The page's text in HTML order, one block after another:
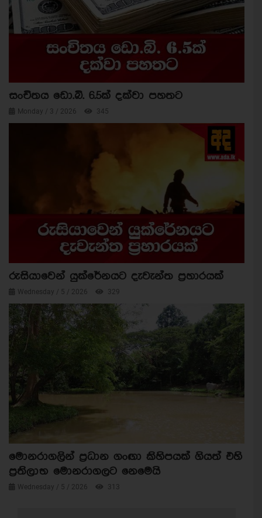
සංචිතය ඩො.බි. 6.5ක් දක්වා පහතට
Monday / 3 / 2026 345
රුසියාවෙන් යුක්රේනයට දැවැන්ත ප්‍රහාරයක්
Wednesday / 5 / 2026 329
මොනරාගලින් ප්‍රධාන ගංඟා කිහිපයක් ගියත් එහි
ප්‍රතිලාභ මොනරාගලට නෙමෙයි
Wednesday / 5 / 2026 313